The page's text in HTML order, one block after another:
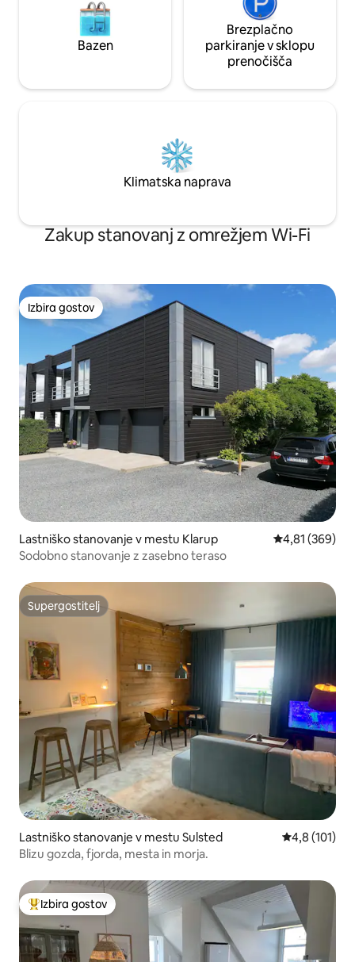
Bazen
Brezplačno
parkiranje v sklopu
prenočišča
Klimatska naprava
Zakup stanovanj z omrežjem Wi-Fi
Izbira gostov
Izbira gostov
Lastniško stanovanje v mestu Klarup Povprečna
4,81 (369)
Sodobno stanovanje z zasebno teraso
Supergostitelj
Supergostitelj
Lastniško stanovanje v mestu Sulsted Povprečna
4,8 (101)
Blizu gozda, fjorda, mesta in morja.
Najbolj priljubljena prenočišča z značko »Izbira gostov«
Izbira gostov